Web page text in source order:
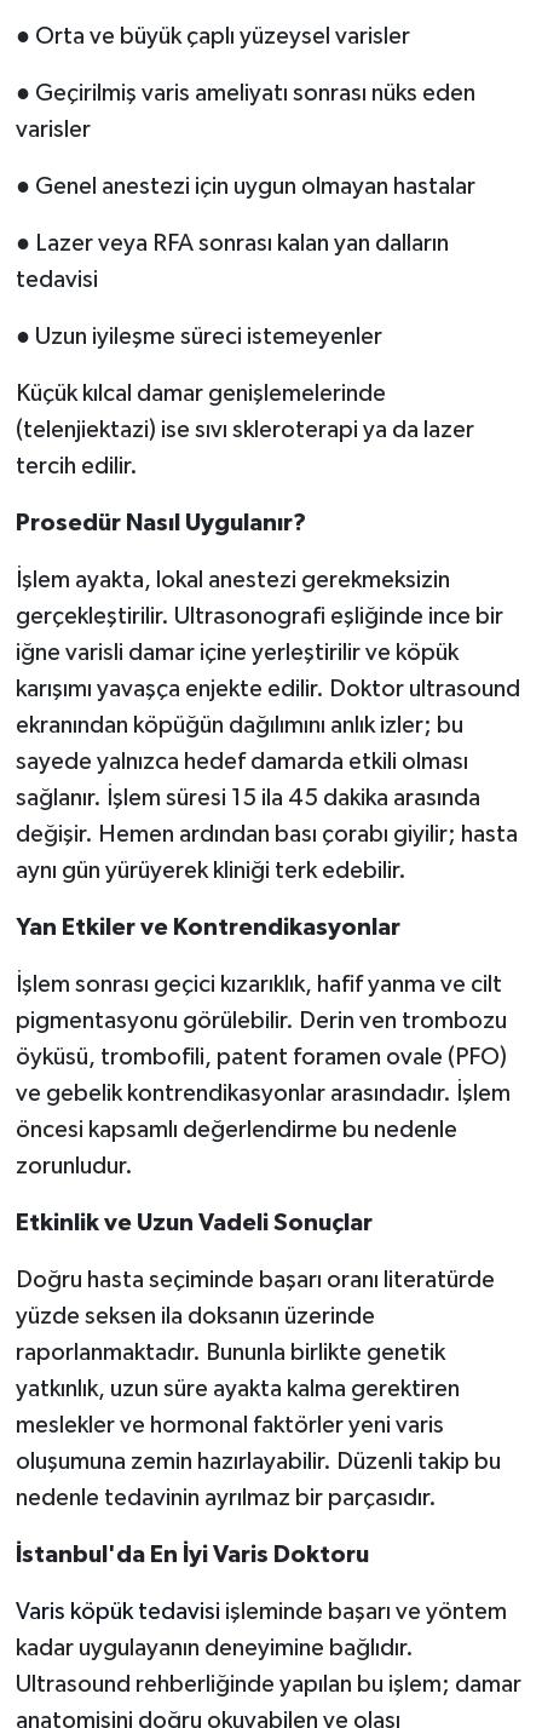
● Orta ve büyük çaplı yüzeysel varisler
● Geçirilmiş varis ameliyatı sonrası nüks eden
varisler
● Genel anestezi için uygun olmayan hastalar
● Lazer veya RFA sonrası kalan yan dalların
tedavisi
● Uzun iyileşme süreci istemeyenler
Küçük kılcal damar genişlemelerinde
(telenjiektazi) ise sıvı skleroterapi ya da lazer
tercih edilir.
Prosedür Nasıl Uygulanır?
İşlem ayakta, lokal anestezi gerekmeksizin
gerçekleştirilir. Ultrasonografi eşliğinde ince bir
iğne varisli damar içine yerleştirilir ve köpük
karışımı yavaşça enjekte edilir. Doktor ultrasound
ekranından köpüğün dağılımını anlık izler; bu
sayede yalnızca hedef damarda etkili olması
sağlanır. İşlem süresi 15 ila 45 dakika arasında
değişir. Hemen ardından bası çorabı giyilir; hasta
aynı gün yürüyerek kliniği terk edebilir.
Yan Etkiler ve Kontrendikasyonlar
İşlem sonrası geçici kızarıklık, hafif yanma ve cilt
pigmentasyonu görülebilir. Derin ven trombozu
öyküsü, trombofili, patent foramen ovale (PFO)
ve gebelik kontrendikasyonlar arasındadır. İşlem
öncesi kapsamlı değerlendirme bu nedenle
zorunludur.
Etkinlik ve Uzun Vadeli Sonuçlar
Doğru hasta seçiminde başarı oranı literatürde
yüzde seksen ila doksanın üzerinde
raporlanmaktadır. Bununla birlikte genetik
yatkınlık, uzun süre ayakta kalma gerektiren
meslekler ve hormonal faktörler yeni varis
oluşumuna zemin hazırlayabilir. Düzenli takip bu
nedenle tedavinin ayrılmaz bir parçasıdır.
İstanbul'da En İyi Varis Doktoru
Varis köpük tedavisi işleminde başarı ve yöntem
kadar uygulayanın deneyimine bağlıdır.
Ultrasound rehberliğinde yapılan bu işlem; damar
anatomisini doğru okuyabilen ve olası